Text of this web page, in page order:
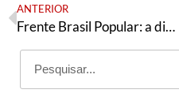
ANTERIOR
Frente Brasil Popular: a dimensão estratégica em debate